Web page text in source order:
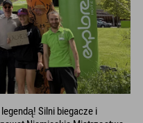
Silni biegacze i